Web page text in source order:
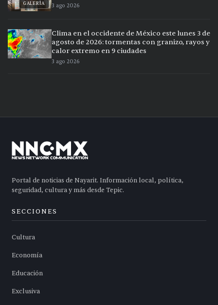
GALERÍA 3 ago 2026
Clima en el occidente de México este lunes 3 de
agosto de 2026: tormentas con granizo, rayos y
calor extremo en 9 ciudades
3 ago 2026
Portal de noticias de Nayarit. Información local, política,
seguridad, cultura y más desde Tepic.
SECCIONES
Cultura
Economía
Educación
Exclusiva